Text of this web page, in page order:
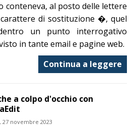
conteneva, al posto delle lettere
di sostituzione �, quel
un punto interrogativo
in tante email e pagine web.
Continua a leggere
a colpo d'occhio con
27 novembre 2023